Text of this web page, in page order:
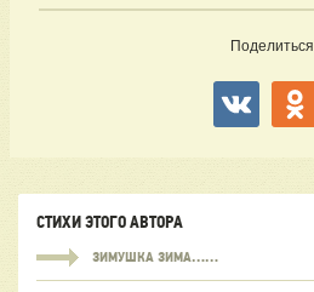
Поделиться
СТИХИ ЭТОГО АВТОРА
ЗИМУШКА ЗИМА……